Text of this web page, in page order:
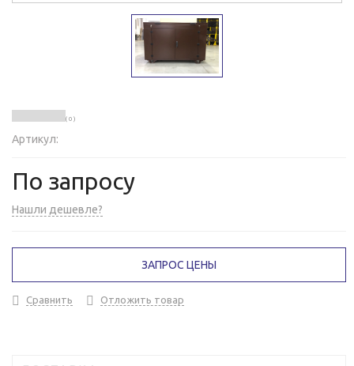
( 0 )
Артикул:
По запросу
Нашли дешевле?
ЗАПРОС ЦЕНЫ
Сравнить Отложить товар